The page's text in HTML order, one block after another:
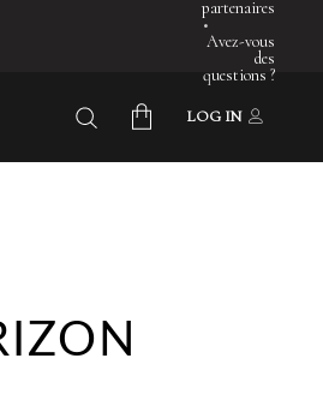
partenaires
•
Avez-vous
des
questions ?
LOG IN